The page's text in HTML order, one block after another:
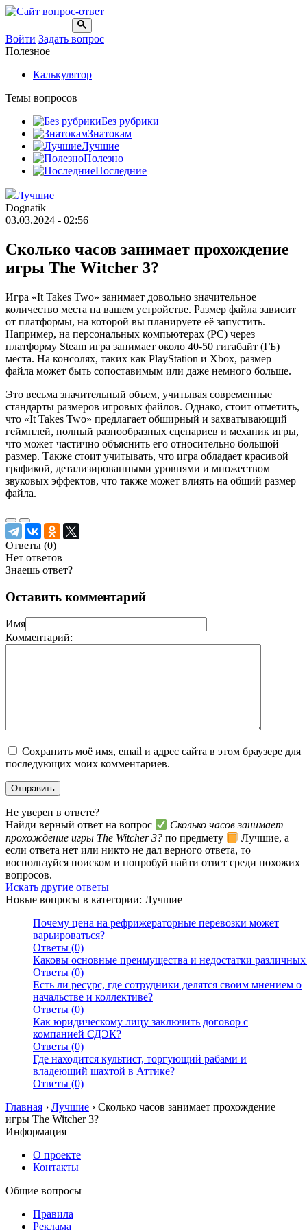
Войти Задать вопрос
Полезное
Калькулятор
Темы вопросов
Без рубрики
Знатокам
Лучшие
Полезно
Последние
Лучшие
Dognatik
03.03.2024 - 02:56
Сколько часов занимает прохождение
игры The Witcher 3?
Игра «It Takes Two» занимает довольно значительное
количество места на вашем устройстве. Размер файла зависит
от платформы, на которой вы планируете её запустить.
Например, на персональных компьютерах (PC) через
платформу Steam игра занимает около 40-50 гигабайт (ГБ)
места. На консолях, таких как PlayStation и Xbox, размер
файла может быть сопоставимым или даже немного больше.
Это весьма значительный объем, учитывая современные
стандарты размеров игровых файлов. Однако, стоит отметить,
что «It Takes Two» предлагает обширный и захватывающий
геймплей, полный разнообразных сценариев и механик игры,
что может частично объяснить его относительно большой
размер. Также стоит учитывать, что игра обладает красивой
графикой, детализированными уровнями и множеством
звуковых эффектов, что также может влиять на общий размер
файла.
Ответы (0)
Нет ответов
Знаешь ответ?
Оставить комментарий
Имя
Комментарий:
Сохранить моё имя, email и адрес сайта в этом браузере для
последующих моих комментариев.
Не уверен в ответе?
Найди верный ответ на вопрос
Сколько часов занимает
прохождение игры The Witcher 3? по предмету
Лучшие, а
если ответа нет или никто не дал верного ответа, то
воспользуйся поиском и попробуй найти ответ среди похожих
вопросов.
Искать другие ответы
Новые вопросы в категории: Лучшие
Почему цена на рефрижераторные перевозки может
варьироваться?
Ответы (0)
Каковы основные преимущества и недостатки
Ответы (0)
Есть ли ресурс, где сотрудники делятся своим мнением о
начальстве и коллективе?
Ответы (0)
Как юридическому лицу заключить договор с
компанией СДЭК?
Ответы (0)
Где находится культист, торгующий рабами и
владеющий шахтой в Аттике?
Ответы (0)
Главная › Лучшие › Сколько часов занимает прохождение
игры The Witcher 3?
Информация
О проекте
Контакты
Общие вопросы
Правила
Реклама